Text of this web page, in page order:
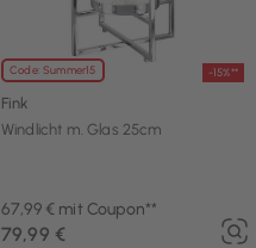
Code: Summer15 -15%**
Fink
Windlicht m. Glas 25cm
67,99 € mit Coupon**
79,99 €